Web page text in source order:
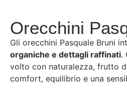
Orecchini
Gli orecchini Pasquale Bruni
organiche e dettagli raffinati.
volto con naturalezza, frutto
comfort, equilibrio e una